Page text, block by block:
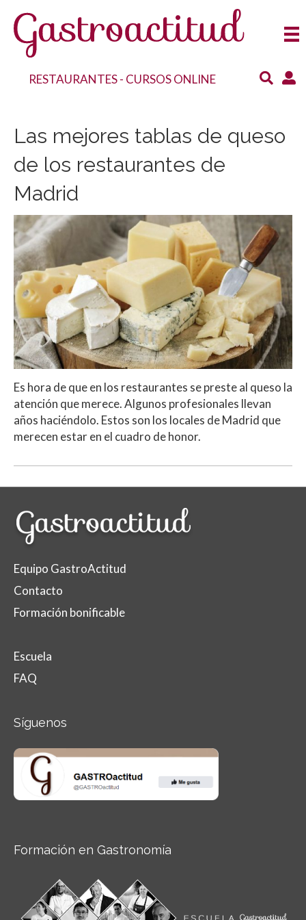
RESTAURANTES- CURSOS ONLINE
Las mejores tablas de queso
de los restaurantes de
Madrid
Es hora de que en los restaurantes se preste al queso la
atención que merece. Algunos profesionales llevan
años haciéndolo. Estos son los locales de Madrid que
merecen estar en el cuadro de honor.
Equipo GastroActitud
Contacto
Formación bonificable
Escuela
FAQ
Síguenos
Formación en Gastronomía